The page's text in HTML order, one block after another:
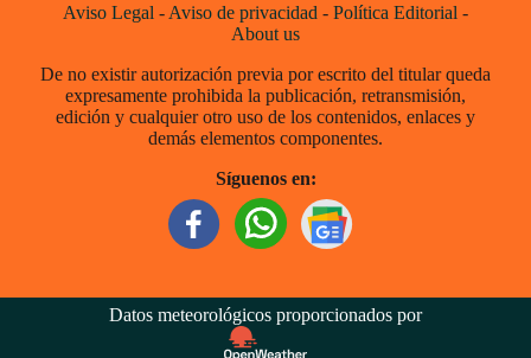
Aviso Legal - Aviso de privacidad - Política Editorial -
About us
De no existir autorización previa por escrito del titular queda
expresamente prohibida la publicación, retransmisión,
edición y cualquier otro uso de los contenidos, enlaces y
demás elementos componentes.
Síguenos en:
Datos meteorológicos proporcionados por